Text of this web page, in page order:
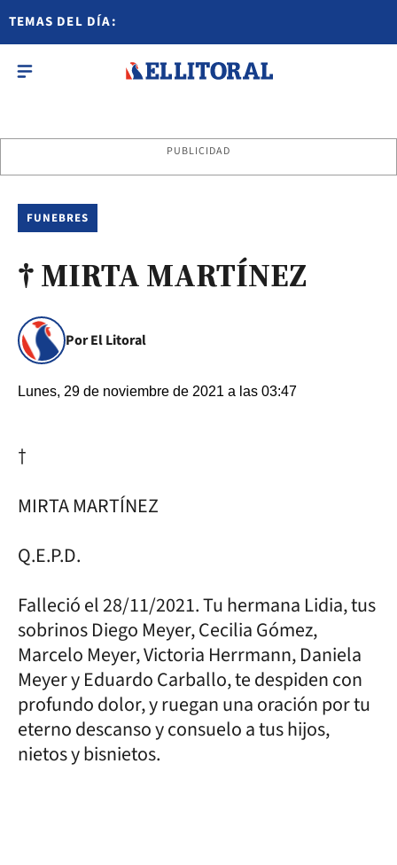
TEMAS DEL DÍA:
PUBLICIDAD
FUNEBRES
† MIRTA MARTÍNEZ
Por El Litoral
Lunes, 29 de noviembre de 2021 a las 03:47
†
MIRTA MARTÍNEZ
Q.E.P.D.
Falleció el 28/11/2021. Tu hermana Lidia, tus
sobrinos Diego Meyer, Cecilia Gómez,
Marcelo Meyer, Victoria Herrmann, Daniela
Meyer y Eduardo Carballo, te despiden con
profundo dolor, y ruegan una oración por tu
eterno descanso y consuelo a tus hijos,
nietos y bisnietos.